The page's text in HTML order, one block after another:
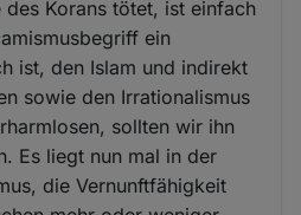
Korans tötet, ist einfach
ein
ist, den Islam und indirekt
sowie den Irrationalismus
sollten wir ihn
Es liegt nun mal in der
die Vernunftfähigkeit